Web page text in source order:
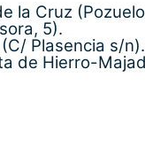
la Cruz
5).
Plasencia s/n).
de Hierro-